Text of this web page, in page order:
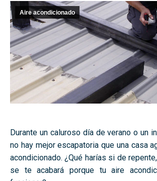
Aire acondicionado
Durante un caluroso día de verano o un
no hay mejor escapatoria que una casa
acondicionado. ¿Qué harías si de
se te acabará porque tu aire